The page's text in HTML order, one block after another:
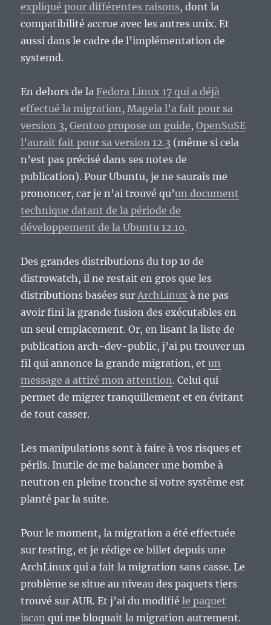
expliqué pour différentes raisons, dont la
compatibilité accrue avec les autres unix. Et
aussi dans le cadre de l’implémentation de
systemd.
En dehors de laFedora Linux 17 qui a déjà
effectué la migration,Mageia l’a fait pour sa
version 3,Gentoo propose un guide,OpenSuSE
l’aurait fait pour sa version 12.3 (même si cela
n’est pas précisé dans ses notes de
publication). Pour Ubuntu, je ne saurais me
prononcer, car je n’ai trouvé qu’un document
technique datant de la période de
développement de la Ubuntu 12.10.
Des grandes distributions du top 10 de
distrowatch, il ne restait en gros que les
distributions basées surArchLinux à ne pas
avoir fini la grande fusion des exécutables en
un seul emplacement. Or, en lisant la liste de
publication arch-dev-public, j’ai pu trouver un
fil qui annonce la grande migration, etun
message a attiré mon attention. Celui qui
permet de migrer tranquillement et en évitant
de tout casser.
Les manipulations sont à faire à vos risques et
périls. Inutile de me balancer une bombe à
neutron en pleine tronche si votre système est
planté par la suite.
Pour le moment, la migration a été effectuée
sur testing, et je rédige ce billet depuis une
ArchLinux qui a fait la migration sans casse. Le
problème se situe au niveau des paquets tiers
trouvé sur AUR. Et j’ai du modifiéle paquet
iscan qui me bloquait la migration autrement.